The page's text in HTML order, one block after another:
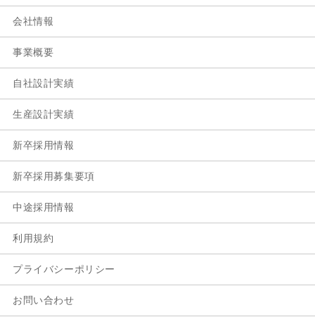
会社情報
事業概要
自社設計実績
生産設計実績
新卒採用情報
新卒採用募集要項
中途採用情報
利用規約
プライバシーポリシー
お問い合わせ